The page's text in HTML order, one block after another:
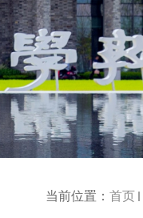
当前位置： 首页